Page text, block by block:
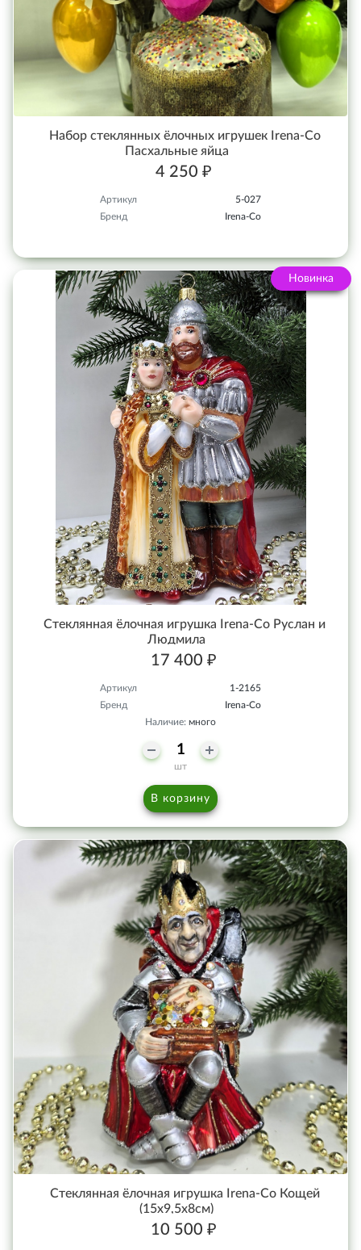
Набор стеклянных ёлочных игрушек Irena-Co
Пасхальные яйца
4 250 ₽
Артикул
5-027
Бренд
Irena-Co
Новинка
Стеклянная ёлочная игрушка Irena-Co Руслан и
Людмила
17 400 ₽
Артикул
1-2165
Бренд
Irena-Co
Наличие: много
шт
В корзину
Стеклянная ёлочная игрушка Irena-Co Кощей
(15х9,5х8см)
10 500 ₽